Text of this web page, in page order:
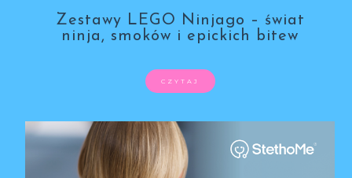
Zestawy LEGO Ninjago – świat
ninja, smoków i epickich bitew
CZYTAJ